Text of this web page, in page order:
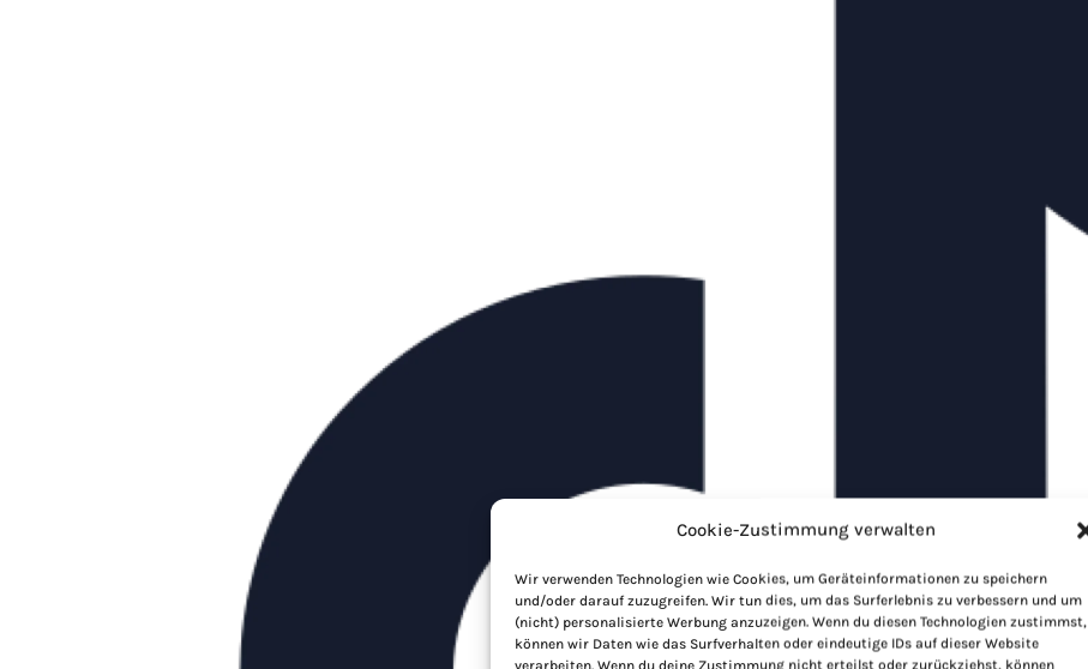
Cookie-Zustimmung verwalten
Wir verwenden Technologien wie Cookies, um Geräteinformationen zu speichern
und/oder darauf zuzugreifen. Wir tun dies, um das Surferlebnis zu verbessern und um
(nicht) personalisierte Werbung anzuzeigen. Wenn du diesen Technologien zustimmst,
können wir Daten wie das Surfverhalten oder eindeutige IDs auf dieser Website
verarbeiten. Wenn du deine Zustimmung nicht erteilst oder zurückziehst, können